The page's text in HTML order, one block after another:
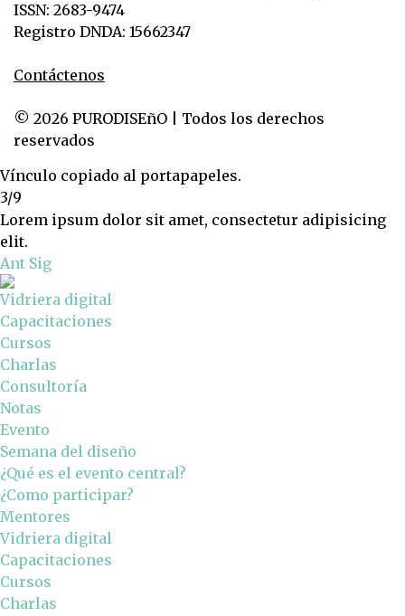
ISSN: 2683-9474
Registro DNDA: 15662347
Contáctenos
© 2026 PURODISEñO | Todos los derechos
reservados
Vínculo copiado al portapapeles.
3/9
Lorem ipsum dolor sit amet, consectetur adipisicing
elit.
Ant Sig
Vidriera digital
Capacitaciones
Cursos
Charlas
Consultoría
Notas
Evento
Semana del diseño
¿Qué es el evento central?
¿Como participar?
Mentores
Vidriera digital
Capacitaciones
Cursos
Charlas